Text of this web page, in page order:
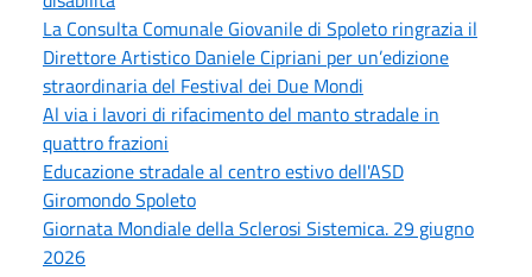
La Consulta Comunale Giovanile di Spoleto ringrazia il
Direttore Artistico Daniele Cipriani per un’edizione
straordinaria del Festival dei Due Mondi
Al via i lavori di rifacimento del manto stradale in
quattro frazioni
Educazione stradale al centro estivo dell'ASD
Giromondo Spoleto
Giornata Mondiale della Sclerosi Sistemica. 29 giugno
2026